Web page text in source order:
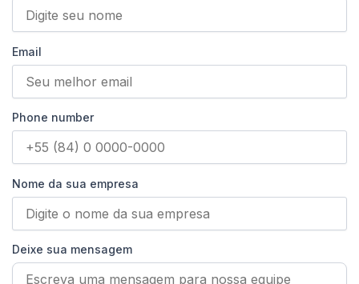
Email
Phone number
Nome da sua empresa
Deixe sua mensagem